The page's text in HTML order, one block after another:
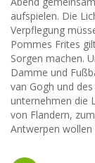
aufspielen. Die
Verpflegung
Pommes Frites
Sorgen machen.
Damme und
van Gogh und
unternehmen die
von Flandern,
Antwerpen wollen